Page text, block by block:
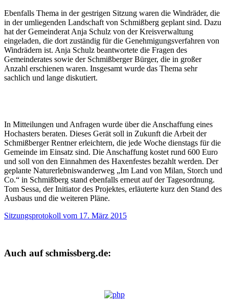
Ebenfalls Thema in der gestrigen Sitzung waren die Windräder, die
in der umliegenden Landschaft von Schmißberg geplant sind. Dazu
hat der Gemeinderat Anja Schulz von der Kreisverwaltung
eingeladen, die dort zuständig für die Genehmigungsverfahren von
Windrädern ist. Anja Schulz beantwortete die Fragen des
Gemeinderates sowie der Schmißberger Bürger, die in großer
Anzahl erschienen waren. Insgesamt wurde das Thema sehr
sachlich und lange diskutiert.
Positiver Bauvorbescheid;
Blau: Wurde bereits gebaut
Rechtsstreitigkeit; Gelb:
Positiver Bauvorbescheid;
Blau: Wurde bereits gebaut
In Mitteilungen und Anfragen wurde über die Anschaffung eines
Hochasters beraten. Dieses Gerät soll in Zukunft die Arbeit der
Schmißberger Rentner erleichtern, die jede Woche dienstags für die
Gemeinde im Einsatz sind. Die Anschaffung kostet rund 600 Euro
und soll von den Einnahmen des Haxenfestes bezahlt werden. Der
geplante Naturerlebniswanderweg „Im Land von Milan, Storch und
Co.“ in Schmißberg stand ebenfalls erneut auf der Tagesordnung.
Tom Sessa, der Initiator des Projektes, erläuterte kurz den Stand des
Ausbaus und die weiteren Pläne.
Sitzungsprotokoll vom 17. März 2015
Auch auf schmissberg.de: